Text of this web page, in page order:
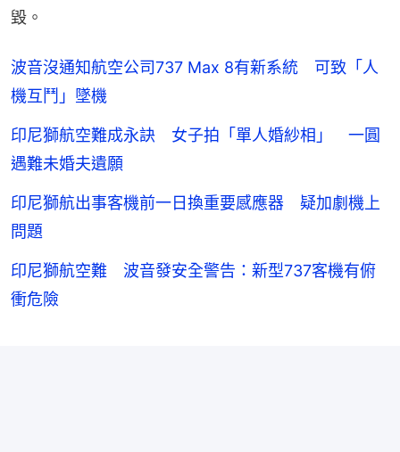
毀。
波音沒通知航空公司737 Max 8有新系統 可致「人
機互鬥」墜機
印尼獅航空難成永訣 女子拍「單人婚紗相」 一圓
遇難未婚夫遺願
印尼獅航出事客機前一日換重要感應器 疑加劇機上
問題
印尼獅航空難 波音發安全警告：新型737客機有俯
衝危險